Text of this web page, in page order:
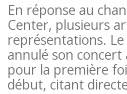
En réponse au
Center, plusieurs
représentations.
annulé son
pour la première
début, citant